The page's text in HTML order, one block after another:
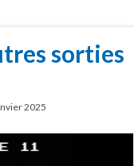
sorties
2025